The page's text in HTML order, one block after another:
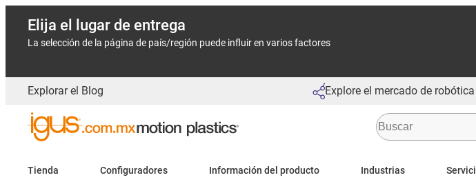
Elija el lugar de entrega
La selección de la página de país/región puede influir en varios factores
Explorar el Blog Explore el mercado de
Tienda Configuradores Información del producto Industrias